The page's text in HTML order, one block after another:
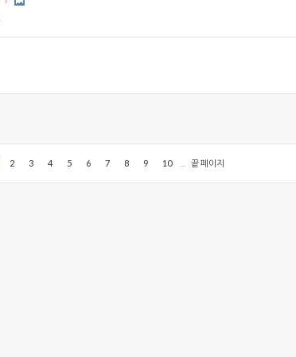
2 3 4 5 6 7 8 9 10 끝 페이지